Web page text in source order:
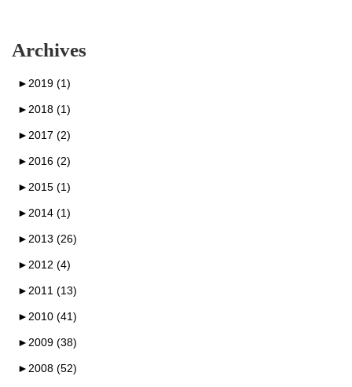
Archives
► 2019 (1)
► 2018 (1)
► 2017 (2)
► 2016 (2)
► 2015 (1)
► 2014 (1)
► 2013 (26)
► 2012 (4)
► 2011 (13)
► 2010 (41)
► 2009 (38)
► 2008 (52)